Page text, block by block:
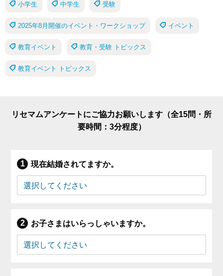
小学生 中学生 受験
2025年8月開催のイベント・ワークショップ イベント
教育イベント 教育・受験 トピックス
教育イベント トピックス
リセマムアンケートにご協力お願いします（全15問・所
要時間：3分程度）
現在結婚されてますか。
お子さまはいらっしゃいますか。